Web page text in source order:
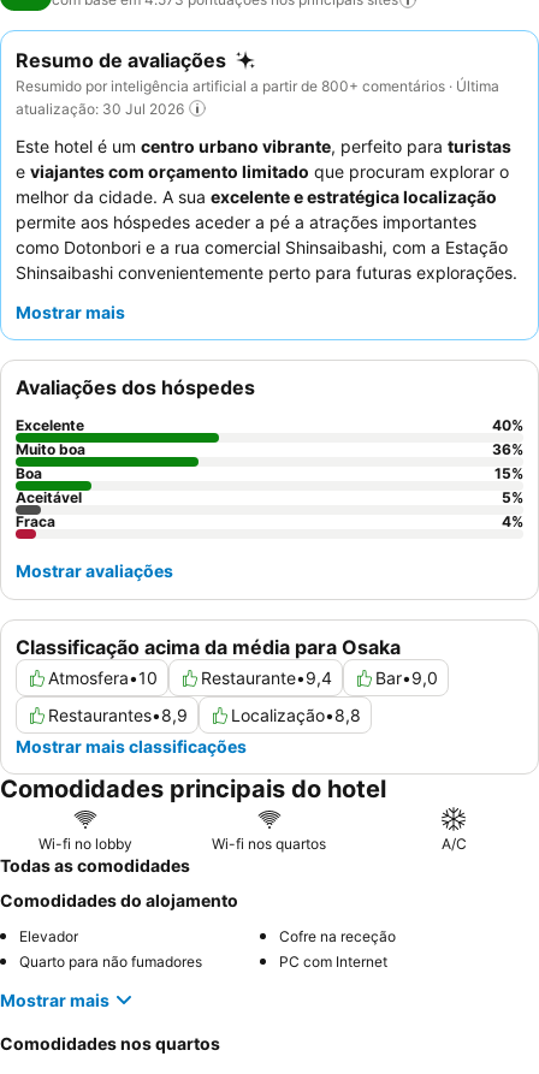
Resumo de avaliações
Resumido por inteligência artificial a partir de 800+ comentários · Última
atualização: 30 Jul 2026
Este hotel é um centro urbano vibrante, perfeito para turistas
e viajantes com orçamento limitado que procuram explorar o
melhor da cidade. A sua excelente e estratégica localização
permite aos hóspedes aceder a pé a atrações importantes
como Dotonbori e a rua comercial Shinsaibashi, com a Estação
Shinsaibashi convenientemente perto para futuras explorações.
prática para estadias mais longas, aumentando a relação
funcionários simpáticos e prestativos
de cortesia, que apresenta uma deliciosa mistura de opções
japonesas e ocidentais. Para uma experiência mais tranquila,
considere pedir um quarto num andar superior ou um que não
esteja virado para a rua movimentada.
Mostrar mais
Classificação acima da média para Osaka
Atmosfera•10 Restaurante•9,4 Bar•9,0
Restaurantes•8,9 Localização•8,8
Mostrar mais classificações
Avaliações dos hóspedes
Excelente 40%
Muito boa
36%
Boa
15%
Aceitável
5%
Fraca
4%
Mostrar avaliações
Comodidades principais do hotel
Wi-fi no lobby Wi-fi nos quartos A/C
Todas as comodidades
Comodidades do alojamento
Elevador
Cofre na receção
Quarto para não fumadores
PC com Internet
Mostrar mais
Comodidades nos quartos